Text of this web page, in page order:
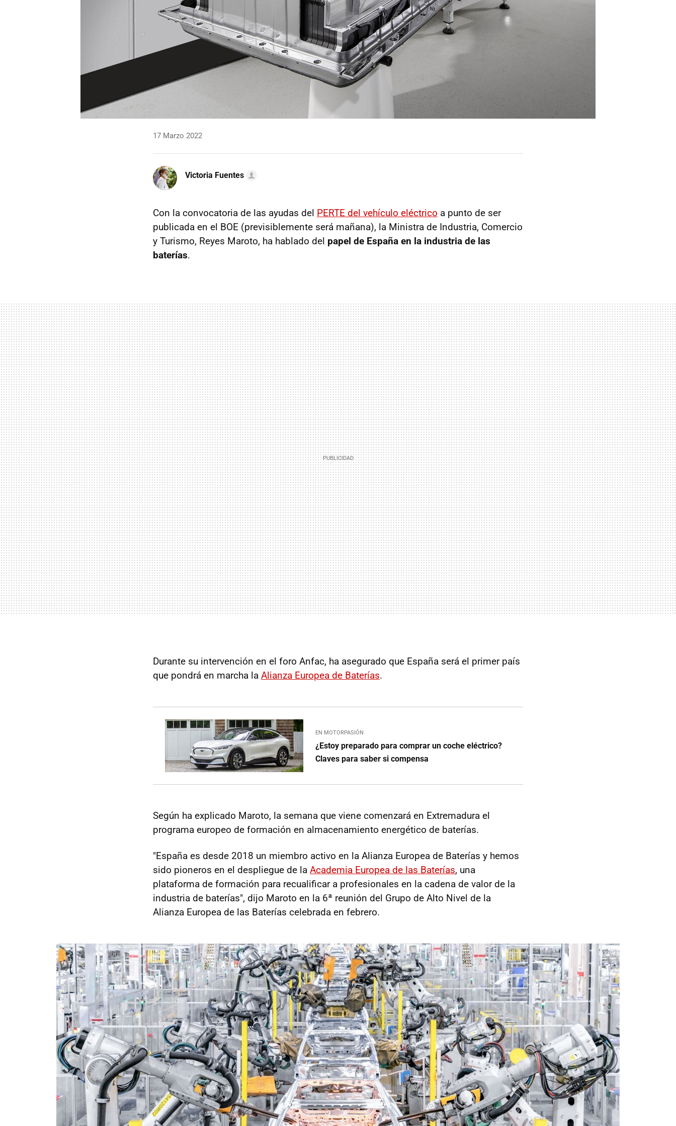
17 Marzo 2022
Victoria Fuentes
Con la convocatoria de las ayudas del PERTE del vehículo eléctrico a punto de ser
publicada en el BOE (previsiblemente será mañana), la Ministra de Industria, Comercio
y Turismo, Reyes Maroto, ha hablado del papel de España en la industria de las
baterías.
Durante su intervención en el foro Anfac, ha asegurado que España será el primer país
que pondrá en marcha la Alianza Europea de Baterías.
EN MOTORPASIÓN
¿Estoy preparado para comprar un coche eléctrico?
Claves para saber si compensa
Según ha explicado Maroto, la semana que viene comenzará en Extremadura el
programa europeo de formación en almacenamiento energético de baterías.
"España es desde 2018 un miembro activo en la Alianza Europea de Baterías y hemos
sido pioneros en el despliegue de la Academia Europea de las Baterías, una
plataforma de formación para recualificar a profesionales en la cadena de valor de la
industria de baterías", dijo Maroto en la 6ª reunión del Grupo de Alto Nivel de la
Alianza Europea de las Baterías celebrada en febrero.